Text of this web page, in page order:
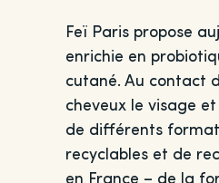
Feï Paris propose
enrichie en
cutané. Au contact
cheveux le visage
de différents
recyclables et de
en France – de la